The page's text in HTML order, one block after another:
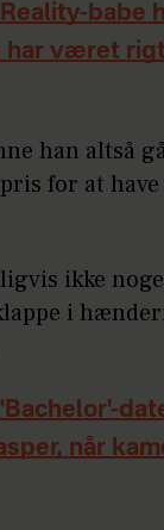
Reality-babe
har været
han altså
for at
ikke
i
'Bachelor'-
når